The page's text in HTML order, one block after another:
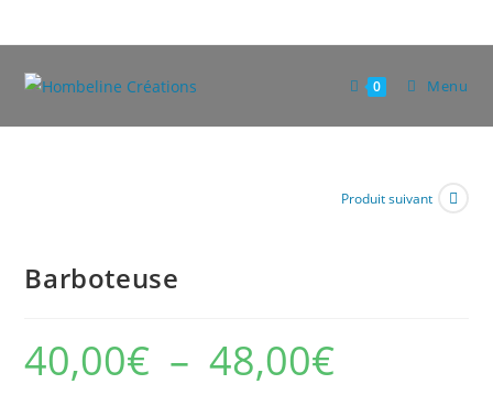
to
content
0 Menu
Produit suivant
Barboteuse
40,00€ – 48,00€